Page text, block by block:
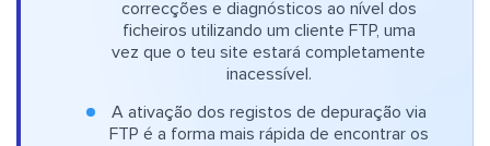
correcções e diagnósticos ao nível dos
ficheiros utilizando um cliente FTP, uma
vez que o teu site estará completamente
inacessível.
A ativação dos registos de depuração via
FTP é a forma mais rápida de encontrar os